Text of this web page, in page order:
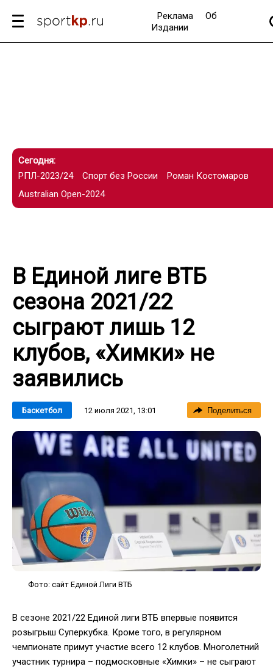
Реклама
Об
Издании
Сегодня:
РПЛ-2023/24
Спорт без России
Роман Костомаров
Australian Open-2024
В Единой лиге ВТБ
сезона 2021/22
сыграют лишь 12
клубов, «Химки» не
заявились
Баскетбол 12 июля 2021, 13:01 Поделиться
Фото: сайт Единой Лиги ВТБ
В сезоне 2021/22 Единой лиги ВТБ впервые появится
розыгрыш Суперкубка. Кроме того, в регулярном
чемпионате примут участие всего 12 клубов. Многолетний
участник турнира – подмосковные «Химки» – не сыграют